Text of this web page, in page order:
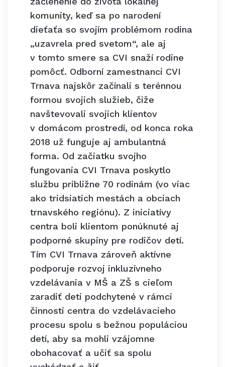
komunity, keď sa po narodení
dieťaťa so svojím problémom rodina
„uzavrela pred svetom“, ale aj
v tomto smere sa CVI snaží rodine
pomôcť. Odborní zamestnanci CVI
Trnava najskôr začínali s terénnou
formou svojich služieb, čiže
navštevovali svojich klientov
v domácom prostredí, od konca roka
2018 už funguje aj ambulantná
forma. Od začiatku svojho
fungovania CVI Trnava poskytlo
službu približne 70 rodinám (vo viac
ako tridsiatich mestách a obciach
trnavského regiónu). Z iniciatívy
centra boli klientom ponúknuté aj
podporné skupiny pre rodičov detí.
Tím CVI Trnava zároveň aktívne
podporuje rozvoj inkluzívneho
vzdelávania v MŠ a ZŠ s cieľom
zaradiť deti podchytené v rámci
činnosti centra do vzdelávacieho
procesu spolu s bežnou populáciou
detí, aby sa mohli vzájomne
obohacovať a učiť sa spolu